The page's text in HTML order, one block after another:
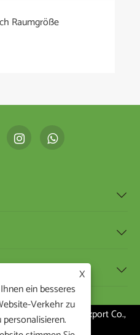
Raumgröße



HOME Import and Export Co.,
X
ein besseres
Verkehr zu